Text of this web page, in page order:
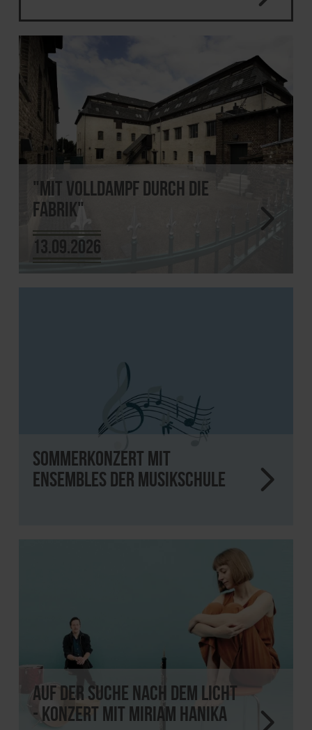
"Mit Volldampf durch die
Fabrik"
13.09.2026
Sommerkonzert mit
Ensembles der Musikschule
Auf der Suche nach dem Licht
- Konzert mit Miriam Hanika